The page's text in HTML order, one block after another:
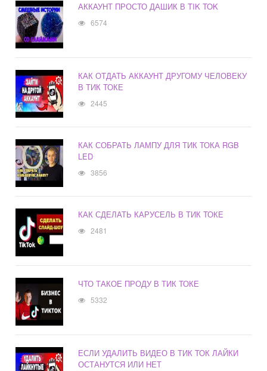
АККАУНТ ПРОСТО ДАШИК В TIK TOK
6574
КАК ОТДАТЬ АККАУНТ ДРУГОМУ ЧЕЛОВЕКУ
В ТИК ТОКЕ
2445
КАК СОБРАТЬ ЛАМПУ ДЛЯ ТИК ТОКА RGB
LED
3856
КАК СДЕЛАТЬ КАРУСЕЛЬ В ТИК ТОКЕ
2481
ЧТО ТАКОЕ ПРОДУ В ТИК ТОКЕ
5332
ЕСЛИ УДАЛИТЬ ВИДЕО В ТИК ТОК ЛАЙКИ
ОСТАНУТСЯ ИЛИ НЕТ